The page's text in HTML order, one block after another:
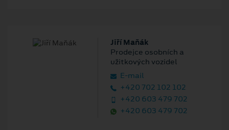
Jiří Maňák
Prodejce osobních a
užitkových vozidel
E‑mail
+420 702 102 102
+420 603 479 702
+420 603 479 702